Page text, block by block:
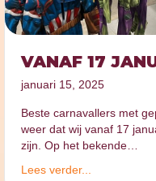
VANAF 17
januari 15, 2025
Beste carnavallers met
weer dat wij vanaf 17
zijn. Op het bekende…
Lees verder...